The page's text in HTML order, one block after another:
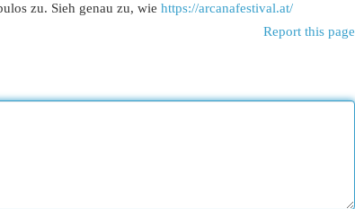
zu. Sieh genau zu, wie https://arcanafestival.at/
Report this page